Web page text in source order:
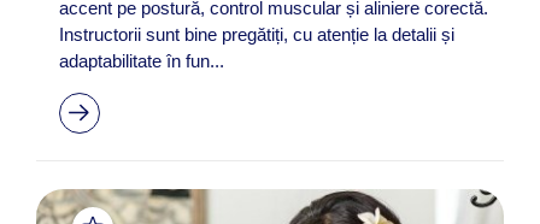
accent pe postură, control muscular și aliniere corectă.
Instructorii sunt bine pregătiți, cu atenție la detalii și
adaptabilitate în fun...